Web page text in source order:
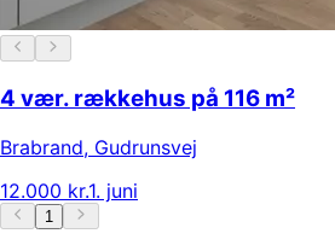
4 vær. rækkehus på 116 m²
Brabrand, Gudrunsvej
12.000 kr.1. juni
1